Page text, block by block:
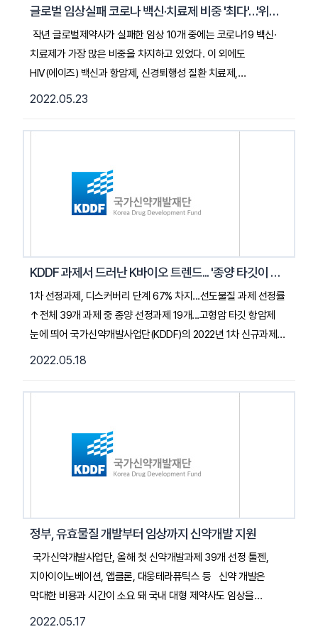
'셈블릭스(Scemiblix)' 최신 데이터와 MSD가 진행하는
병용요법 데이터 등이 많은 관심을 받고 있다"고 밝혔다. 2022.
05. 31. 약사공론 기사 전문 읽기 (클릭)
글로벌 임상실패 코로나 백신·치료제 비중 '최다'…'위약 대비 효능 부족'
작년 글로벌제약사가 실패한 임상 10개 중에는 코로나19 백신·
치료제가 가장 많은 비중을 차지하고 있었다. 이 외에도
HIV(에이즈) 백신과 항암제, 신경퇴행성 질환 치료제,
유전자치료제 등이 포함된 것으로 확인됐다. 최근
보고서에 따르면, 실패한 해당 임상시험 대부분은 안전성·
효능차이를 보여주지 못한 임상들이었다. ... 2022. 05. 23.
핀포인트 뉴스 기사 전문 읽기(클릭)
2022.05.23
KDDF 과제서 드러난 K바이오 트렌드... '종양 타깃이 절반'
1차 선정과제, 디스커버리 단계 67% 차지...선도물질 과제 선정률
↑전체 39개 과제 중 종양 선정과제 19개...고형암 타깃 항암제
눈에 띄어 국가신약개발사업단(KDDF)의 2022년 1차 신규과제
선정 결과가 확정된 가운데 종양이 선정과제의 절반 가까이를
산업의 글로벌 경쟁력 강화와 국민건강 증진을 위해 국가가
2021년부터 10년 간 국내 신약개발 R&D 생태계 강화, 글로벌
실용화 성과 창출, 보건 의료분야의 공익적 성과 창출을 목표로
신약 개발의 전주기 단계를 지원한다. 유효물질 발굴부터 임상
1차 선정과제는 디스커버리(Discovery, 유효물질~후보물질)
단계가 67%, 비임상 이후의 개발(Development) 단계가 33%를
차지했다"며 "유효물질 단계의 접수는 많았지만, 선정된 수는
상대적으로 적었다. 반면 선도물질 단계의 과제는 선정률이
높았다"고 밝혔다. ... 2022. 05. 18. 히트뉴스 기사 전문 읽기
(클릭)
2022.05.18
정부, 유효물질 개발부터 임상까지 신약개발 지원
국가신약개발사업단, 올해 첫 신약개발과제 39개 선정 툴젠,
지아이이노베이션, 앱클론, 대웅테라퓨틱스 등 신약 개발은
막대한 비용과 시간이 소요 돼 국내 대형 제약사도 임상을
끝마치기 어렵다. 때문에 대부분 국내 제약사는 빅파마와
2022.05.17